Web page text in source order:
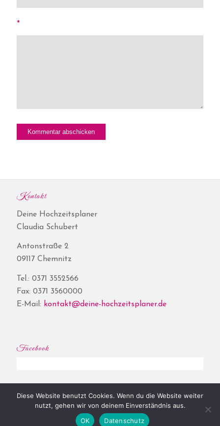
*
Kontakt
Deine Hochzeitsplaner
Claudia Schubert
Antonstraße 2
09117 Chemnitz
Tel.: 0371 3552566
Fax: 0371 3560000
E-Mail: kontakt@deine-hochzeitsplaner.de
Facebook
© Copyright - Deine Hochzeitsplaner® | Website byShore|Impressum|
Diese Website benutzt Cookies. Wenn du die Website weiter
nutzt, gehen wir von deinem Einverständnis aus.
OK
Datenschutz